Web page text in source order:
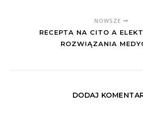
NOWSZE
RECEPTA NA CITO A
ROZWIĄZANIA
DODAJ